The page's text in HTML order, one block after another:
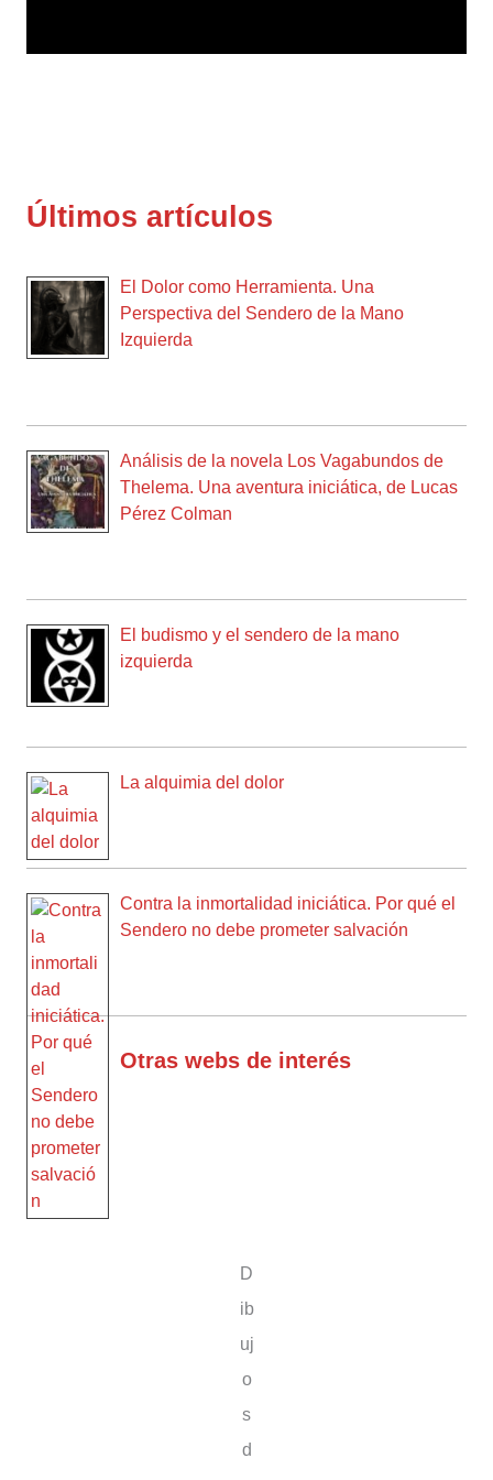
Últimos artículos
El Dolor como Herramienta. Una
Perspectiva del Sendero de la Mano
Izquierda
Análisis de la novela Los Vagabundos de
Thelema. Una aventura iniciática, de Lucas
Pérez Colman
El budismo y el sendero de la mano
izquierda
La alquimia del dolor
Contra la inmortalidad iniciática. Por qué el
Sendero no debe prometer salvación
Otras webs de interés
D
ib
uj
o
s
d